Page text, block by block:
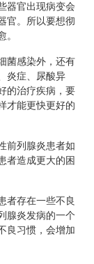
器官出现病变会
官。所以要想彻
菌感染外，还有
炎症、尿酸异
的治疗疾病，要
才能更快更好的
前列腺炎患者如
者造成更大的困
者存在一些不良
腺炎发病的一个
良习惯，会增加